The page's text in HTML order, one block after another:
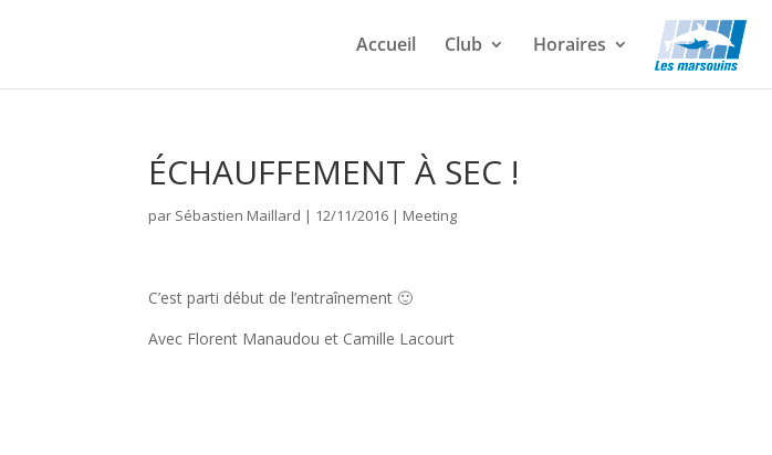
Accueil Club Horaires
ÉCHAUFFEMENT À SEC !
par Sébastien Maillard | 12/11/2016 | Meeting
C’est parti début de l’entraînement 🙂
Avec Florent Manaudou et Camille Lacourt